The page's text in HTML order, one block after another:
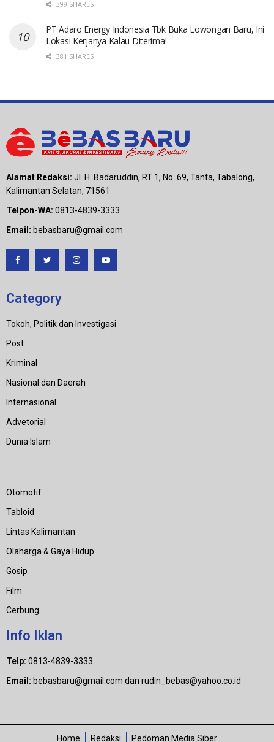
399 SHARES
PT Adaro Energy Indonesia Tbk Buka Lowongan Baru, Ini
Lokasi Kerjanya Kalau Diterima!
381 SHARES
Alamat Redaksi: Jl. H. Badaruddin, RT 1, No. 69, Tanta, Tabalong,
Kalimantan Selatan, 71561
Telpon-WA: 0813-4839-3333
Email: bebasbaru@gmail.com
Category
Tokoh, Politik dan Investigasi
Post
Kriminal
Nasional dan Daerah
Internasional
Advetorial
Dunia Islam
Otomotif
Tabloid
Lintas Kalimantan
Olaharga & Gaya Hidup
Gosip
Film
Cerbung
Info Iklan
Telp: 0813-4839-3333
Email: bebasbaru@gmail.com dan rudin_bebas@yahoo.co.id
Home Redaksi Pedoman Media Siber